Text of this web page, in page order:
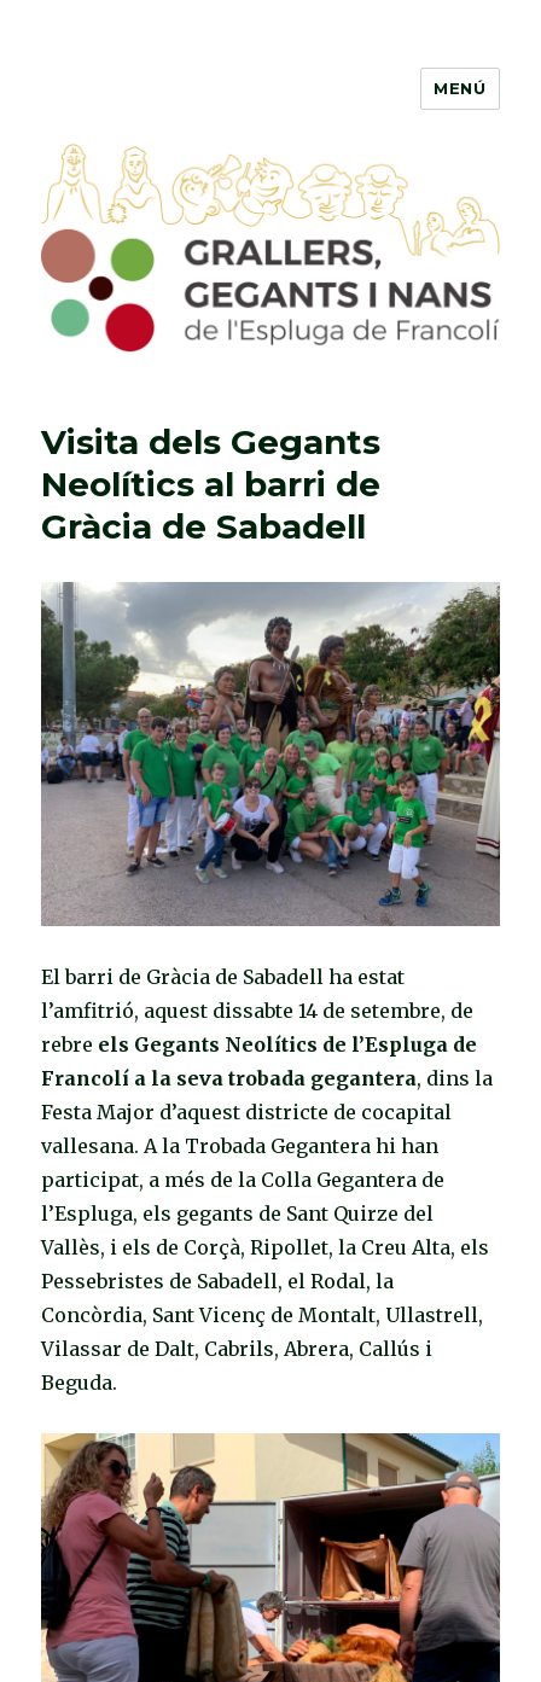
Grallers, Gegants i Nans de
l'Espluga de Francolí
MENÚ
Visita dels Gegants
Neolítics al barri de
Gràcia de Sabadell
El barri de Gràcia de Sabadell ha estat
l’amfitrió, aquest dissabte 14 de setembre, de
rebre els Gegants Neolítics de l’Espluga de
Francolí a la seva trobada gegantera, dins la
Festa Major d’aquest districte de cocapital
vallesana. A la Trobada Gegantera hi han
participat, a més de la Colla Gegantera de
l’Espluga, els gegants de Sant Quirze del
Vallès, i els de Corçà, Ripollet, la Creu Alta, els
Pessebristes de Sabadell, el Rodal, la
Concòrdia, Sant Vicenç de Montalt, Ullastrell,
Vilassar de Dalt, Cabrils, Abrera, Callús i
Beguda.